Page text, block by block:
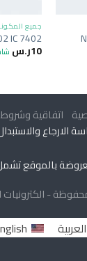
جميع
IC 7402
10ر.س
اتفاقية
الارجاع
بالموقع
- الكترونيات
العربية